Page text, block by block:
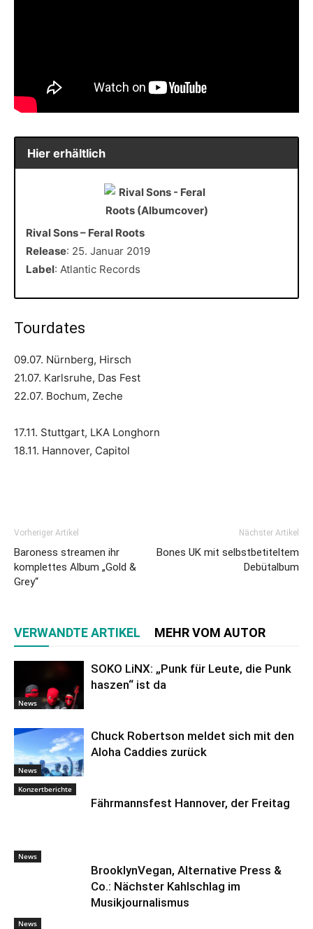
Hier erhältlich
Rival Sons – Feral Roots
Release: 25. Januar 2019
Label: Atlantic Records
Tourdates
09.07. Nürnberg, Hirsch
21.07. Karlsruhe, Das Fest
22.07. Bochum, Zeche
17.11. Stuttgart, LKA Longhorn
18.11. Hannover, Capitol
Vorheriger Artikel
Baroness streamen ihr
komplettes Album „Gold &
Grey“
Nächster Artikel
Bones UK mit selbstbetiteltem
Debütalbum
VERWANDTE ARTIKEL MEHR VOM AUTOR
News
SOKO LiNX: „Punk für Leute, die Punk
haszen“ ist da
News
Chuck Robertson meldet sich mit den
Aloha Caddies zurück
Konzertberichte
Fährmannsfest Hannover, der Freitag
News
BrooklynVegan, Alternative Press &
Co.: Nächster Kahlschlag im
Musikjournalismus
News